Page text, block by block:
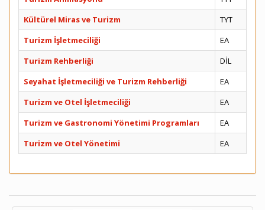
Kültürel Miras ve Turizm
TYT
Turizm İşletmeciliği
EA
Turizm Rehberliği
DİL
Seyahat İşletmeciliği ve Turizm Rehberliği
EA
Turizm ve Otel İşletmeciliği
EA
Turizm ve Gastronomi Yönetimi Programları
EA
Turizm ve Otel Yönetimi
EA